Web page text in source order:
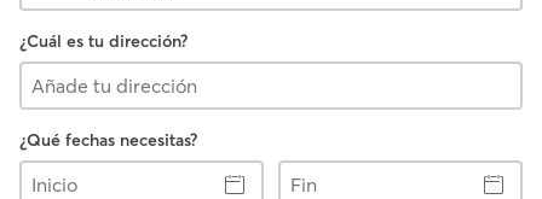
¿Cuál es tu dirección?
¿Qué fechas necesitas?
Inicio
Fin